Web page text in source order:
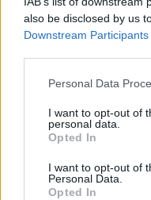
also be disclosed by us
Downstream Participants
Please note that this
not limited to your visit
grant or deny consent
use your data for below
consent section.
Personal Data
I want to opt-out of
personal data.
Opted In
I want to opt-out of
Personal Data.
Opted In